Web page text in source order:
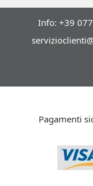
Info: +39
Pagamenti